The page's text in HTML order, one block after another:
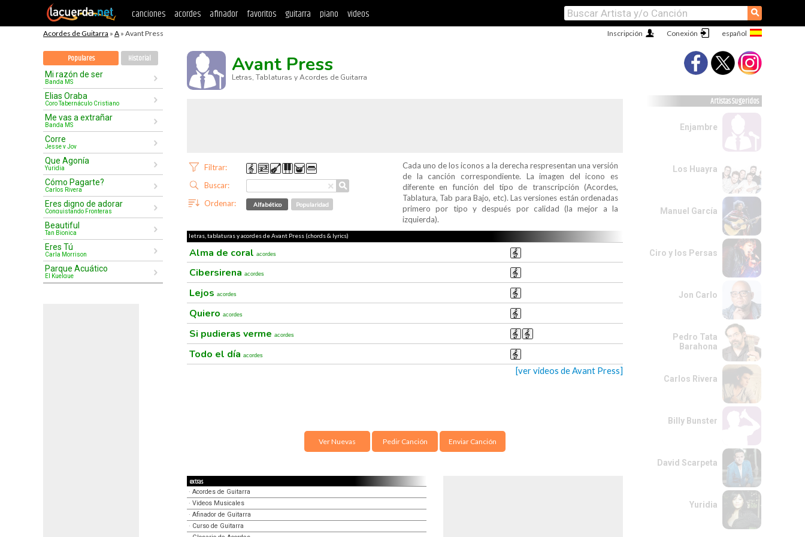
canciones acordes afinador favoritos guitarra piano videos ⚲
Acordes de Guitarra » A » Avant Press Conexión
Inscripción
Populares Historial
Mi razón de ser
Banda MS
Elias Oraba
Coro Tabernáculo Cristiano
Me vas a extrañar
Banda MS
Corre
Jesse y Joy
Que Agonía
Yuridia
Cómo Pagarte?
Carlos Rivera
Eres digno de adorar
Conquistando Fronteras
Beautiful
Tan Bionica
Eres Tú
Carla Morrison
Parque Acuático
El Kuelgue
Avant Press
Letras, Tablaturas y Acordes de Guitarra
Filtrar:
×
Buscar: ⚲
Ordenar: Alfabético Popularidad
Cada uno de los iconos a la derecha respresentan una versión
de la canción correspondiente. La imagen del icono es
diferente en función del tipo de transcripción (Acordes,
Tablatura, Tab para Bajo, etc). Las versiones están ordenadas
primero por tipo y después por calidad (la mejor a la
izquierda).
letras, tablaturas y acordes de Avant Press (chords & lyrics)
Alma de coral acordes
Cibersirena acordes
Lejos acordes
Quiero acordes
Si pudieras verme acordes
Todo el día acordes
[ver videos de Avant Press]
Ver Nuevas Pedir Canción Enviar Canción
extras
· Acordes de Guitarra
· Videos Musicales
· Afinador de Guitarra
· Curso de Guitarra
Artistas Sugeridos
Enjambre
Los Huayra
Manuel García
Ciro y los Persas
Jon Carlo
Pedro Tata
Barahona
Carlos Rivera
Billy Bunster
David Scarpeta
Yuridia